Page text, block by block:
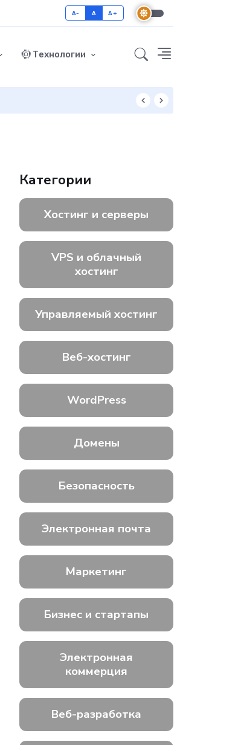
A- A A+
Технологии
Категории
Хостинг и серверы
VPS и облачный
хостинг
Управляемый хостинг
Веб-хостинг
WordPress
Домены
Безопасность
Электронная почта
Маркетинг
Бизнес и стартапы
Электронная
коммерция
Веб-разработка